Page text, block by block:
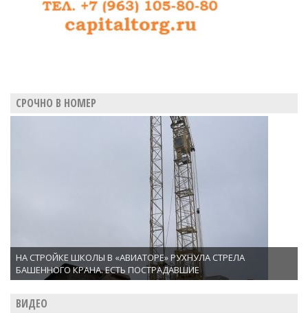
СРОЧНО В НОМЕР
НА СТРОЙКЕ ШКОЛЫ В «АВИАТОРЕ» РУХНУЛА СТРЕЛА
БАШЕННОГО КРАНА. ЕСТЬ ПОСТРАДАВШИЕ
ВИДЕО